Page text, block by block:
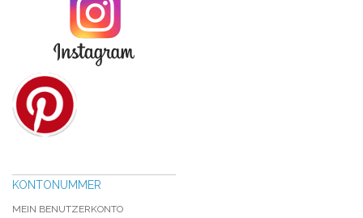
KONTONUMMER
MEIN BENUTZERKONTO